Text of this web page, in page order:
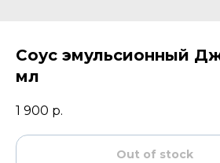
Соус эмульсионный
мл
1 900 р.
Out of stock